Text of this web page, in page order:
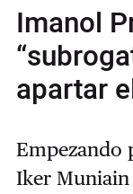
Imanol
apartar
Empezando
Iker